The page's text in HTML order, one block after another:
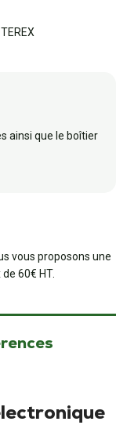
ainsi que le boîtier
vous proposons une
60€ HT.